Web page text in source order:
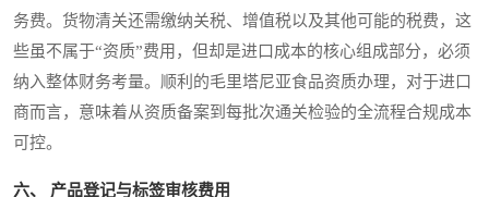
务费。货物清关还需缴纳关税、增值税以及其他可能的税费，这
些虽不属于“资质”费用，但却是进口成本的核心组成部分，必须
纳入整体财务考量。顺利的毛里塔尼亚食品资质办理，对于进口
商而言，意味着从资质备案到每批次通关检验的全流程合规成本
可控。
六、 产品登记与标签审核费用